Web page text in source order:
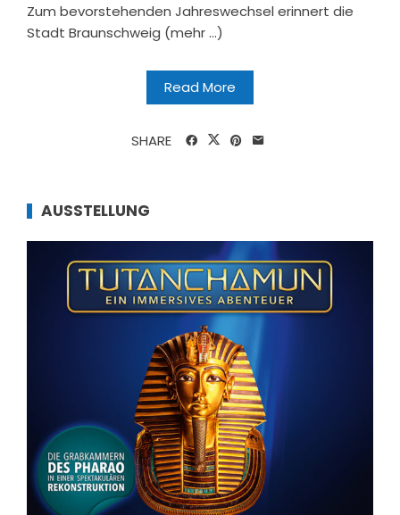
Zum bevorstehenden Jahreswechsel erinnert die
Stadt Braunschweig (mehr …)
Read More
SHARE
AUSSTELLUNG